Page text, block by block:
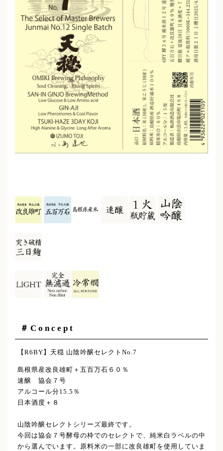
＃Concept
【R6BY】天穏 山陰吟醸セレクトNo.7
島根県産改良雄町＋五百万石６０％
速醸 協会７号
アルコール分15.5％
日本酒度＋８
山陰吟醸セレクトシリーズ最終です。
今回は協会７号酵母の枠でのセレクトで、純米白ラベルの中
から選んでいます。原料米の一部に改良雄町を使用していま